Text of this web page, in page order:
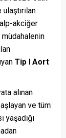
akciğer
müdahalenin
Tip I Aort
alınan
ve tüm
yaşadığı